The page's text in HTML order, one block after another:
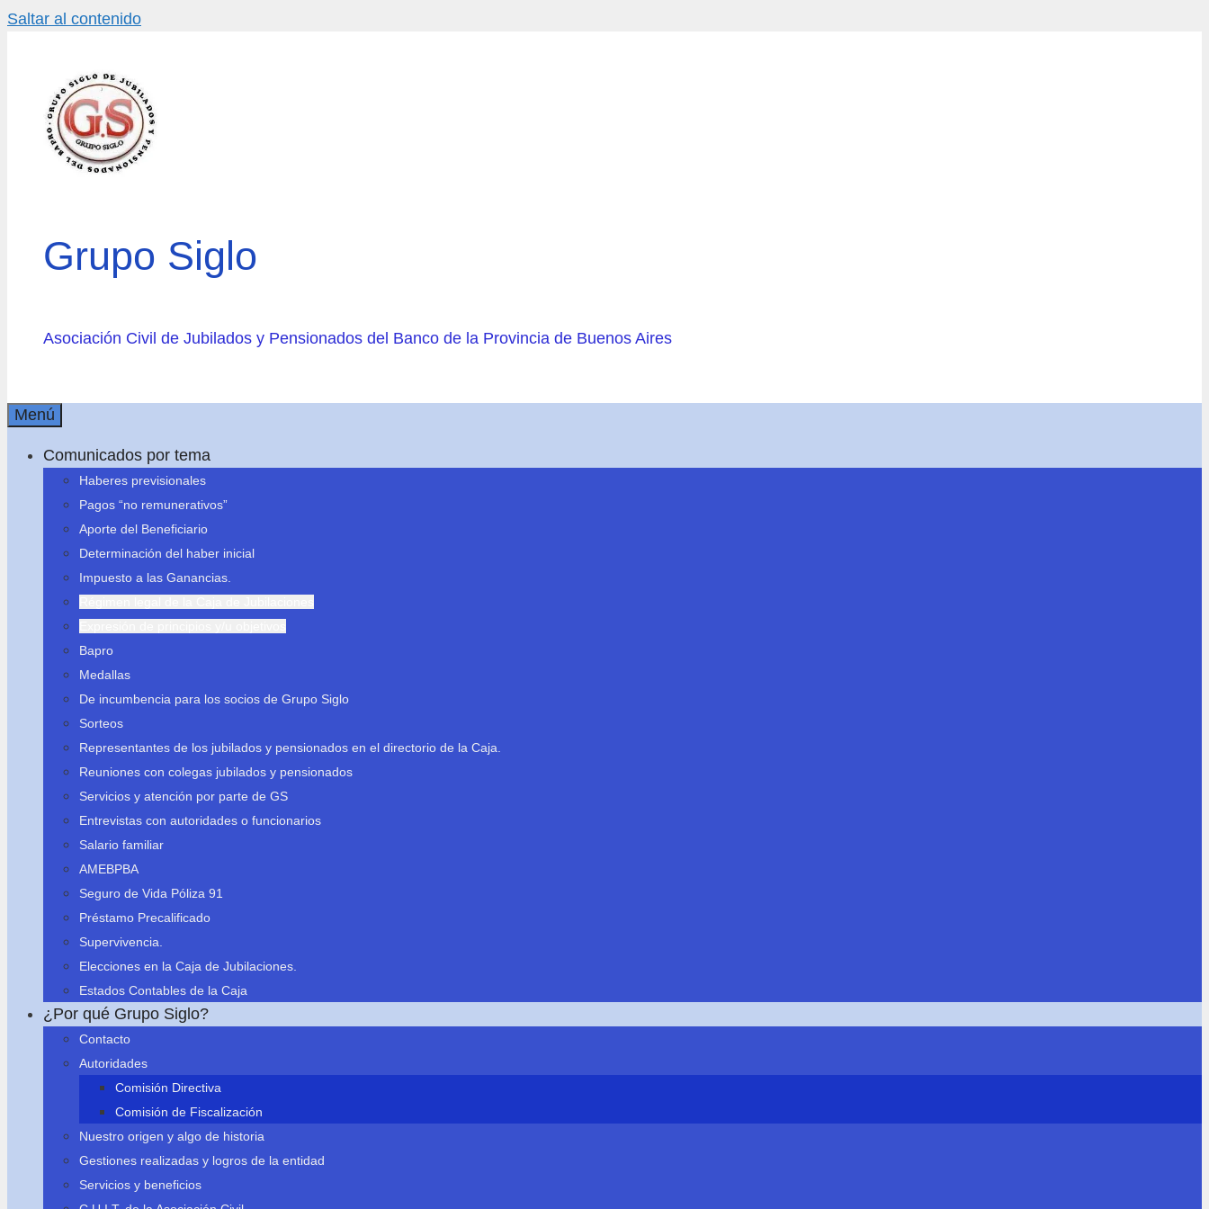
Saltar al contenido
Grupo Siglo
Asociación Civil de Jubilados y Pensionados del Banco de la Provincia de Buenos Aires
Menú
Comunicados por tema
Haberes previsionales
Pagos “no remunerativos”
Aporte del Beneficiario
Determinación del haber inicial
Impuesto a las Ganancias.
Bapro
Medallas
De incumbencia para los socios de Grupo Siglo
Sorteos
Representantes de los jubilados y pensionados en el directorio de la Caja.
Reuniones con colegas jubilados y pensionados
Servicios y atención por parte de GS
Entrevistas con autoridades o funcionarios
Salario familiar
AMEBPBA
Seguro de Vida Póliza 91
Préstamo Precalificado
Supervivencia.
Elecciones en la Caja de Jubilaciones.
Estados Contables de la Caja
¿Por qué Grupo Siglo?
Contacto
Autoridades
Comisión Directiva
Comisión de Fiscalización
Nuestro origen y algo de historia
Gestiones realizadas y logros de la entidad
Servicios y beneficios